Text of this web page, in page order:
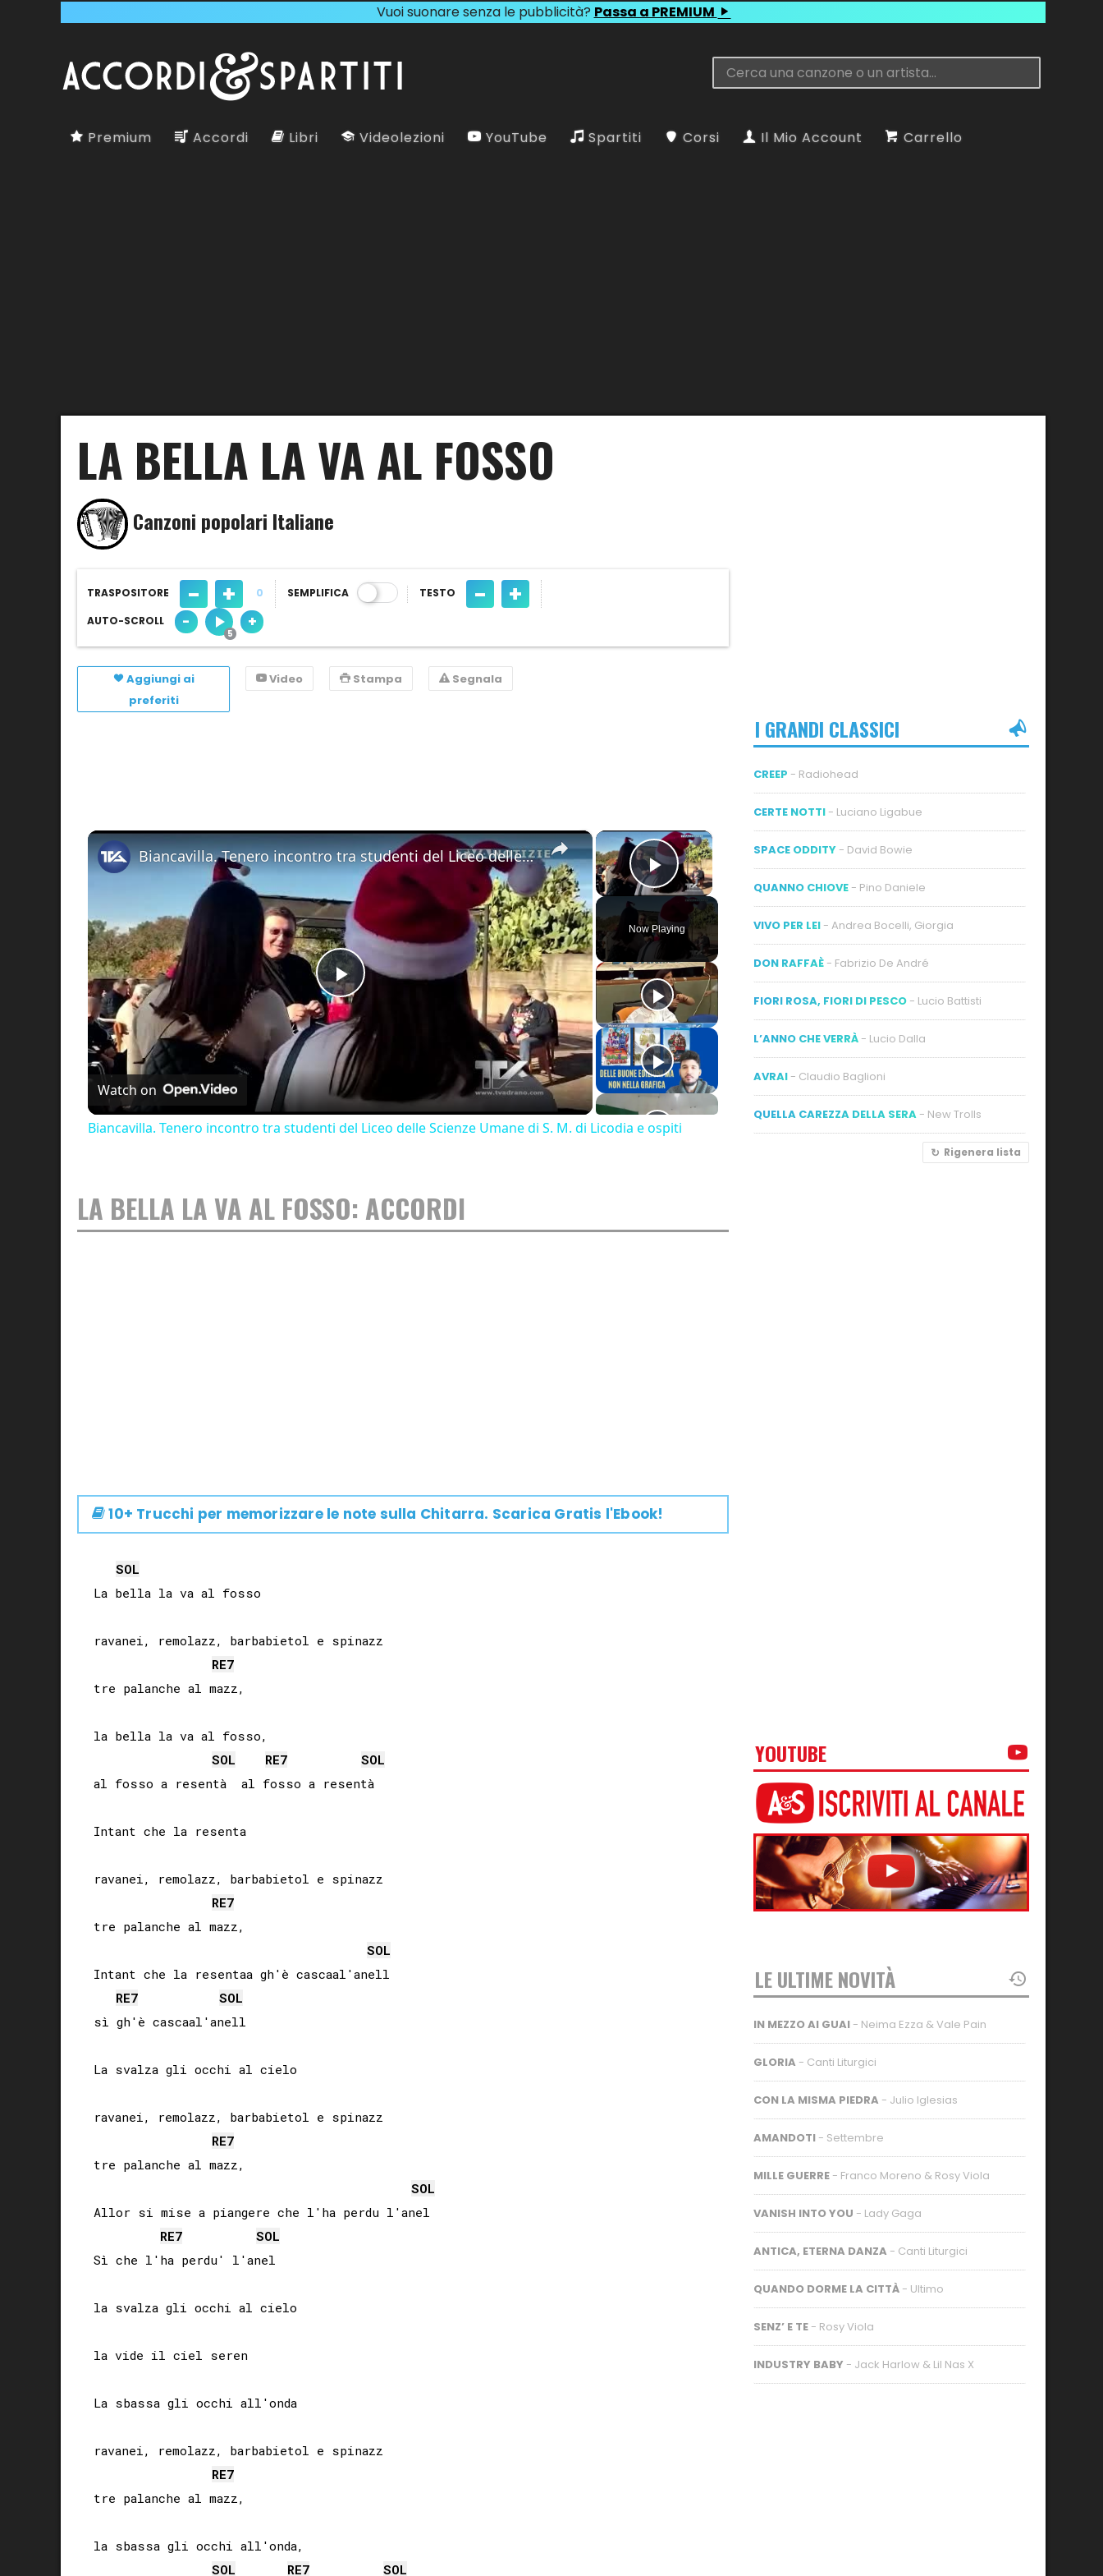
Vuoi suonare senza le pubblicità? Passa a PREMIUM
Premium Accordi Libri Videolezioni YouTube Spartiti Corsi Il Mio Account Carrello
LA BELLA LA VA AL FOSSO
Canzoni popolari Italiane
TRASPOSITORE - + 0 SEMPLIFICA TESTO - +
AUTO-SCROLL - +
Aggiungi ai
preferiti
Video Stampa Segnala
×
Play Video
Now Playing
×
Play
Video
Biancavilla. Tenero incontro tra studenti del Liceo delle Scienze Umane di S. M. di Licodia e ospiti
Watch on
Biancavilla. Tenero incontro tra studenti del Liceo delle Scienze Umane di S. M. di Licodia e ospiti
LA BELLA LA VA AL FOSSO: ACCORDI
10+ Trucchi per memorizzare le note sulla Chitarra. Scarica Gratis l'Ebook!
SOL
La bella la va al fosso
ravanei, remolazz, barbabietol e spinazz
RE7
tre palanche al mazz,
la bella la va al fosso,
SOL
RE7
SOL
al fosso a resentà  al fosso a resentà
Intant che la resenta
ravanei, remolazz, barbabietol e spinazz
RE7
tre palanche al mazz,
SOL
Intant che la resentaa gh'è cascaal'anell
RE7
SOL
sì gh'è cascaal'anell
La svalza gli occhi al cielo
ravanei, remolazz, barbabietol e spinazz
RE7
tre palanche al mazz,
SOL
Allor si mise a piangere che l'ha perdu l'anel
RE7
SOL
Sì che l'ha perdu' l'anel
la svalza gli occhi al cielo
la vide il ciel seren
La sbassa gli occhi all'onda
ravanei, remolazz, barbabietol e spinazz
RE7
tre palanche al mazz,
la sbassa gli occhi all'onda,
SOL
RE7
SOL
I GRANDI CLASSICI
CREEP - Radiohead
CERTE NOTTI - Luciano Ligabue
SPACE ODDITY - David Bowie
QUANNO CHIOVE - Pino Daniele
VIVO PER LEI - Andrea Bocelli, Giorgia
DON RAFFAÈ - Fabrizio De André
FIORI ROSA, FIORI DI PESCO - Lucio Battisti
L’ANNO CHE VERRÀ - Lucio Dalla
AVRAI - Claudio Baglioni
QUELLA CAREZZA DELLA SERA - New Trolls
Rigenera lista
YOUTUBE
LE ULTIME NOVITÀ
IN MEZZO AI GUAI - Neima Ezza & Vale Pain
GLORIA - Canti Liturgici
CON LA MISMA PIEDRA - Julio Iglesias
AMANDOTI - Settembre
MILLE GUERRE - Franco Moreno & Rosy Viola
VANISH INTO YOU - Lady Gaga
ANTICA, ETERNA DANZA - Canti Liturgici
QUANDO DORME LA CITTÀ - Ultimo
SENZ’ E TE - Rosy Viola
INDUSTRY BABY - Jack Harlow & Lil Nas X